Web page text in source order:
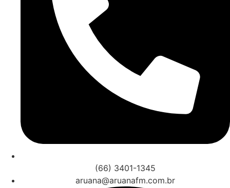
(66) 3401-1345
aruana@aruanafm.com.br